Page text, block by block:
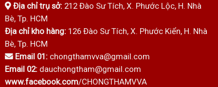
Địa chỉ trụ sở:212 Đào Sư Tích, X. Phước Lộc, H. Nhà
Bè, Tp. HCM
Địa chỉ kho hàng:126 Đào Sư Tích, X. Phước Kiển, H. Nhà
Bè, Tp. HCM
Email 01:chongthamvva@gmail.com
Email 02:dauchongtham@gmail.com
www.facebook.com/CHONGTHAMVVA